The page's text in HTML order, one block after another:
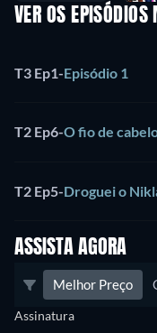
VER OS EPISÓDIOS
T3 Ep1-Episódio 1
T2 Ep6-O fio de
T2 Ep5-Droguei o
ASSISTA AGORA
Melhor Preço
Assinatura